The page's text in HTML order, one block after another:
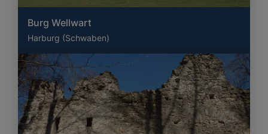
Burg Wellwart
Harburg (Schwaben)